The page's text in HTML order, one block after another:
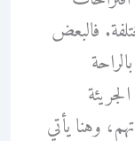
فالبعض
وهنا يأتي